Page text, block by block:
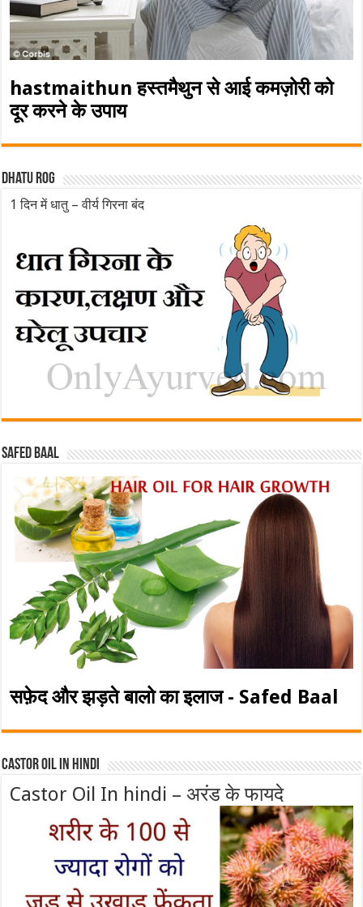
hastmaithun हस्तमैथुन से आई कमज़ोरी को
दूर करने के उपाय
Dhatu rog
1 दिन में धातु – वीर्य गिरना बंद
Safed baal
सफ़ेद और झड़ते बालो का इलाज - Safed Baal
Castor Oil In Hindi
Castor Oil In hindi – अरंड के फायदे